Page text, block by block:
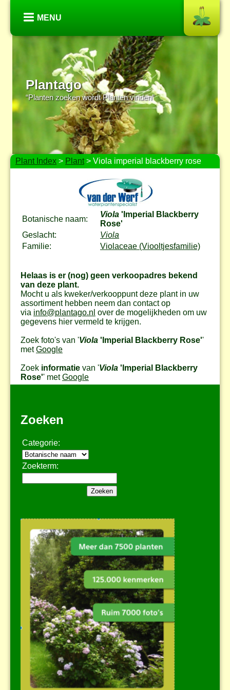
MENU
Plantago
“Planten zoeken wordt Planten vinden”
Plant Index > Plant> Viola imperial blackberry rose
Botanische naam:
Viola 'Imperial Blackberry
Rose'
Geslacht:
Viola
Familie:
Violaceae (Viooltjesfamilie)
Helaas is er (nog) geen verkoopadres bekend
van deze plant.
Mocht u als kweker/verkooppunt deze plant in uw
assortiment hebben neem dan contact op
via info@plantago.nl over de mogelijkheden om uw
gegevens hier vermeld te krijgen.
Zoek foto's van 'Viola 'Imperial Blackberry Rose''
metGoogle
Zoek informatie van 'Viola 'Imperial Blackberry
Rose'' metGoogle
Zoeken
Categorie:
Zoekterm: